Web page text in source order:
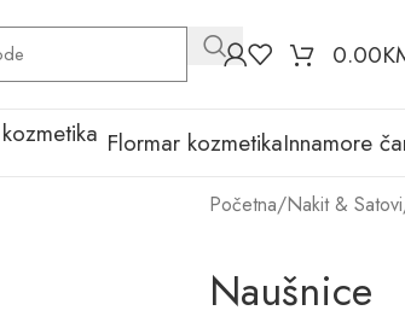
0.00
Flormar kozmetikaInnamore
Početna/Nakit & Satovi
Naušnice